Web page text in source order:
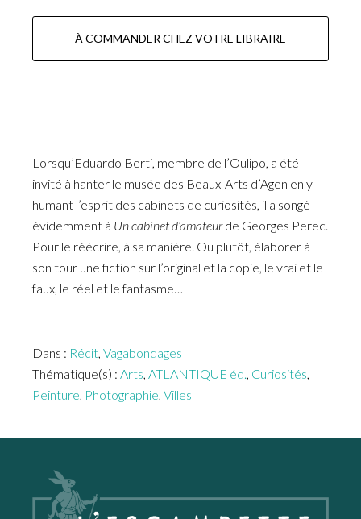
À COMMANDER CHEZ VOTRE LIBRAIRE
Lorsqu’Eduardo Berti, membre de l’Oulipo, a été
invité à hanter le musée des Beaux-Arts d’Agen en y
humant l’esprit des cabinets de curiosités, il a songé
évidemment à Un cabinet d’amateurde Georges Perec.
Pour le réécrire, à sa manière. Ou plutôt, élaborer à
son tour une fiction sur l’original et la copie, le vrai et le
faux, le réel et le fantasme…
Dans : Récit, Vagabondages
Thématique(s) : Arts, ATLANTIQUE éd., Curiosités,
Peinture, Photographie, Villes